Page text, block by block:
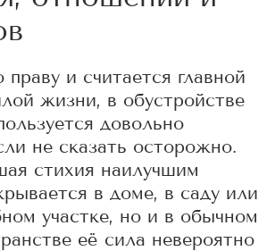
праву и считается главной
жизни, в обустройстве
довольно
не сказать осторожно.
стихия наилучшим
в доме, в саду или
участке, но и в обычном
её сила невероятно